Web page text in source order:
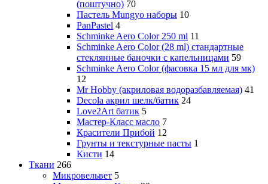
(поштучно) 70
Пастель Mungyo наборы 10
PanPastel 4
Schminke Aero Color 250 ml 11
Schminke Aero Color (28 ml) стандартные
стеклянные баночки с капельницами 59
Schminke Aero Color (фасовка 15 мл для мк)
12
Mr Hobby (акриловая водоразбавляемая) 41
Decola акрил шелк/батик 24
Love2Art батик 5
Мастер-Класс масло 7
Красители Прибой 12
Грунты и текстурные пасты 1
Кисти 14
Ткани 266
Микровельвет 5